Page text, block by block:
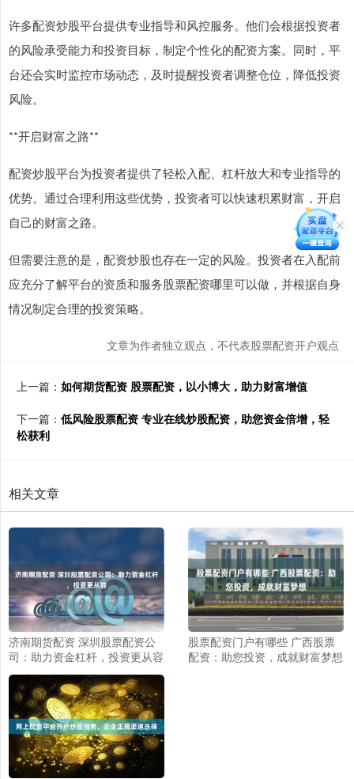
许多配资炒股平台提供专业指导和风控服务。他们会根据投资者
的风险承受能力和投资目标，制定个性化的配资方案。同时，平
台还会实时监控市场动态，及时提醒投资者调整仓位，降低投资
风险。
**开启财富之路**
配资炒股平台为投资者提供了轻松入配、杠杆放大和专业指导的
优势。通过合理利用这些优势，投资者可以快速积累财富，开启
自己的财富之路。
但需要注意的是，配资炒股也存在一定的风险。投资者在入配前
应充分了解平台的资质和服务股票配资哪里可以做，并根据自身
情况制定合理的投资策略。
文章为作者独立观点，不代表股票配资开户观点
上一篇： 如何期货配资 股票配资，以小博大，助力财富增值
下一篇： 低风险股票配资 专业在线炒股配资，助您资金倍增，轻
松获利
相关文章
济南期货配资 深圳股票配资公
司：助力资金杠杆，投资更从容
股票配资门户有哪些 广西股票
配资：助您投资，成就财富梦想